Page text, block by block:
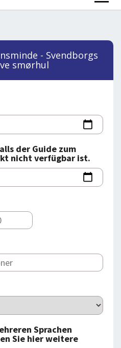
- Svendborgs
smørhul
der Guide zum
nicht verfügbar ist.
Sprachen
Sie hier weitere